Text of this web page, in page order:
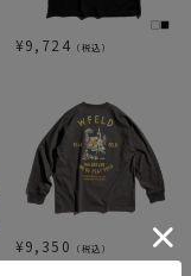
¥9,724 （税込）
¥9,350 （税込）